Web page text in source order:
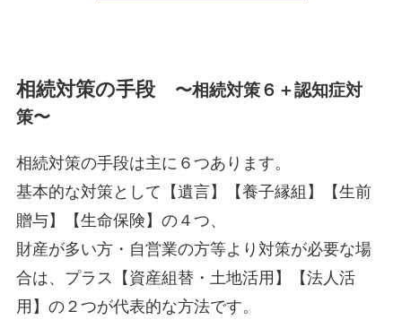
相続対策の手段 〜相続対策６＋認知症対
策〜
相続対策の手段は主に６つあります。
基本的な対策として【遺言】【養子縁組】【生前
贈与】【生命保険】の４つ、
財産が多い方・自営業の方等より対策が必要な場
合は、プラス【資産組替・土地活用】【法人活
用】の２つが代表的な方法です。